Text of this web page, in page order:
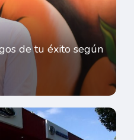
de tu éxito según